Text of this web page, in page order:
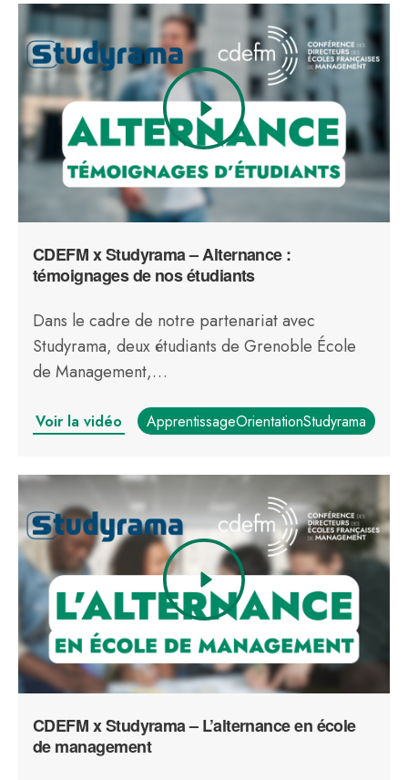
CDEFM x Studyrama – Alternance :
témoignages de nos étudiants
Dans le cadre de notre partenariat avec
Studyrama, deux étudiants de Grenoble École
de Management,…
Voir la vidéo ApprentissageOrientationStudyrama
CDEFM x Studyrama – L’alternance en école
de management